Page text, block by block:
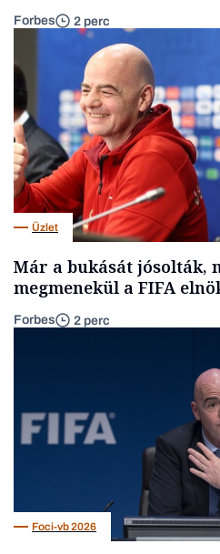
Forbes 2 perc
Üzlet
Már a bukását jósolták,
megmenekül a FIFA
Forbes 2 perc
Foci-vb 2026